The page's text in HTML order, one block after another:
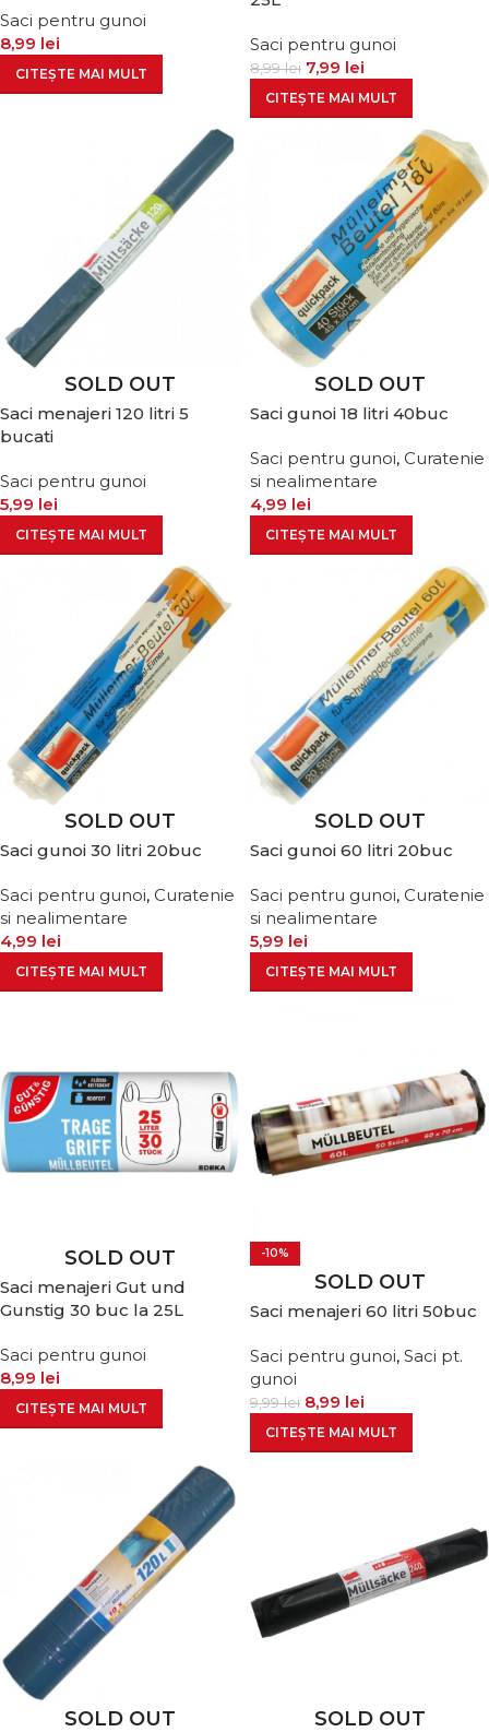
Saci pentru gunoi
8,99 lei
CITEȘTE MAI MULT
Saci pentru gunoi
8,99lei 7,99 lei
CITEȘTE MAI MULT
SOLD OUT
Saci menajeri 120 litri 5
bucati
Saci pentru gunoi
5,99 lei
CITEȘTE MAI MULT
SOLD OUT
Saci gunoi 18 litri 40buc
Saci pentru gunoi, Curatenie
si nealimentare
4,99 lei
CITEȘTE MAI MULT
SOLD OUT
Saci gunoi 30 litri 20buc
Saci pentru gunoi, Curatenie
si nealimentare
4,99 lei
CITEȘTE MAI MULT
SOLD OUT
Saci gunoi 60 litri 20buc
Saci pentru gunoi, Curatenie
si nealimentare
5,99 lei
CITEȘTE MAI MULT
SOLD OUT
Saci menajeri Gut und
Gunstig 30 buc la 25L
Saci pentru gunoi
8,99 lei
CITEȘTE MAI MULT
-10%
SOLD OUT
Saci menajeri 60 litri 50buc
Saci pentru gunoi, Saci pt.
gunoi
9,99lei 8,99 lei
CITEȘTE MAI MULT
SOLD OUT SOLD OUT